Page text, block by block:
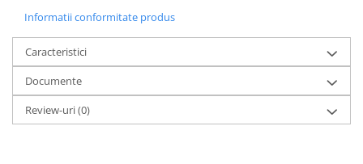
➔ Z-Tech
➔ Kuba
PIESE DE SCHIMB
Acceleratii
Baterii
Baterii 48V
Informatii conformitate produs
Caracteristici
Documente
Review-uri(0)